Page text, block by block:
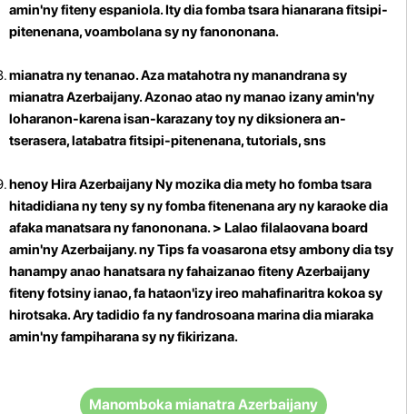
amin'ny fiteny espaniola. Ity dia fomba tsara hianarana fitsipi-
pitenenana, voambolana sy ny fanononana.
mianatra ny tenanao.Aza matahotra ny manandrana sy
mianatra Azerbaijany. Azonao atao ny manao izany amin'ny
loharanon-karena isan-karazany toy ny diksionera an-
tserasera, latabatra fitsipi-pitenenana, tutorials, sns
henoy Hira AzerbaijanyNy mozika dia mety ho fomba tsara
hitadidiana ny teny sy ny fomba fitenenana ary ny karaoke dia
afaka manatsara ny fanononana. > Lalao filalaovana board
amin'ny Azerbaijany. ny Tips fa voasarona etsy ambony dia tsy
hanampy anao hanatsara ny fahaizanao fiteny Azerbaijany
fiteny fotsiny ianao, fa hataon'izy ireo mahafinaritra kokoa sy
hirotsaka. Ary tadidio fa ny fandrosoana marina dia miaraka
amin'ny fampiharana sy ny fikirizana.
Manomboka mianatra Azerbaijany